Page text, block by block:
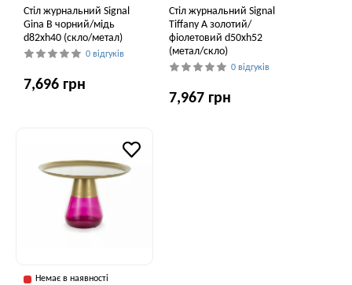
Стіл журнальний Signal
Gina B чорний/мідь
d82хh40 (скло/метал)
0 відгуків
7,696 грн
Стіл журнальний Signal
Tiffany A золотий/
фіолетовий d50хh52
(метал/скло)
0 відгуків
7,967 грн
Немає в наявності